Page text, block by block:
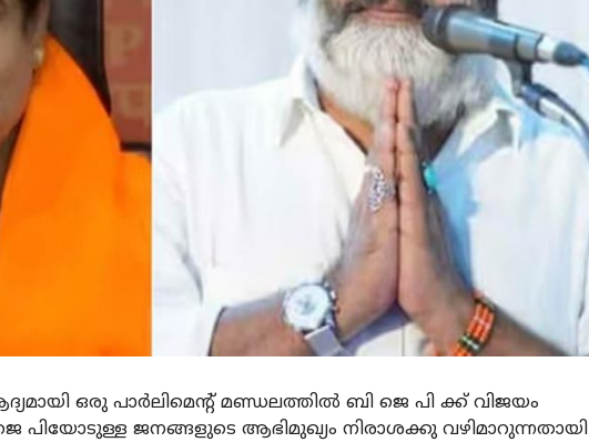
ഒരു പാര്‍ലിമെന്റ് മണ്ഡലത്തില്‍ ബി ജെ പി ക്ക് വിജയം
ജനങ്ങളുടെ ആഭിമുഖ്യം നിരാശക്കു വഴിമാറുന്നതായി